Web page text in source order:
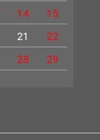
14
15
21
22
28
29